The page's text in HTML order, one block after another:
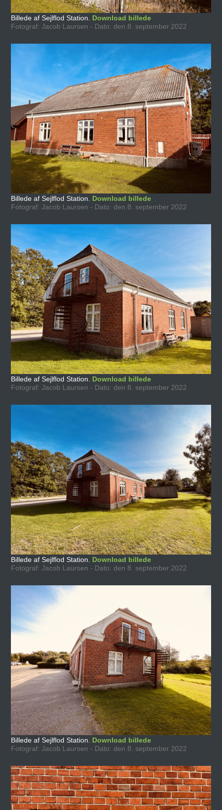
Billede af Sejlflod Station. Download billede
Fotograf: Jacob Laursen - Dato: den 8. september 2022
Billede af Sejlflod Station. Download billede
Fotograf: Jacob Laursen - Dato: den 8. september 2022
Billede af Sejlflod Station. Download billede
Fotograf: Jacob Laursen - Dato: den 8. september 2022
Billede af Sejlflod Station. Download billede
Fotograf: Jacob Laursen - Dato: den 8. september 2022
Billede af Sejlflod Station. Download billede
Fotograf: Jacob Laursen - Dato: den 8. september 2022